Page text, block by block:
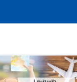
با سرور قطع